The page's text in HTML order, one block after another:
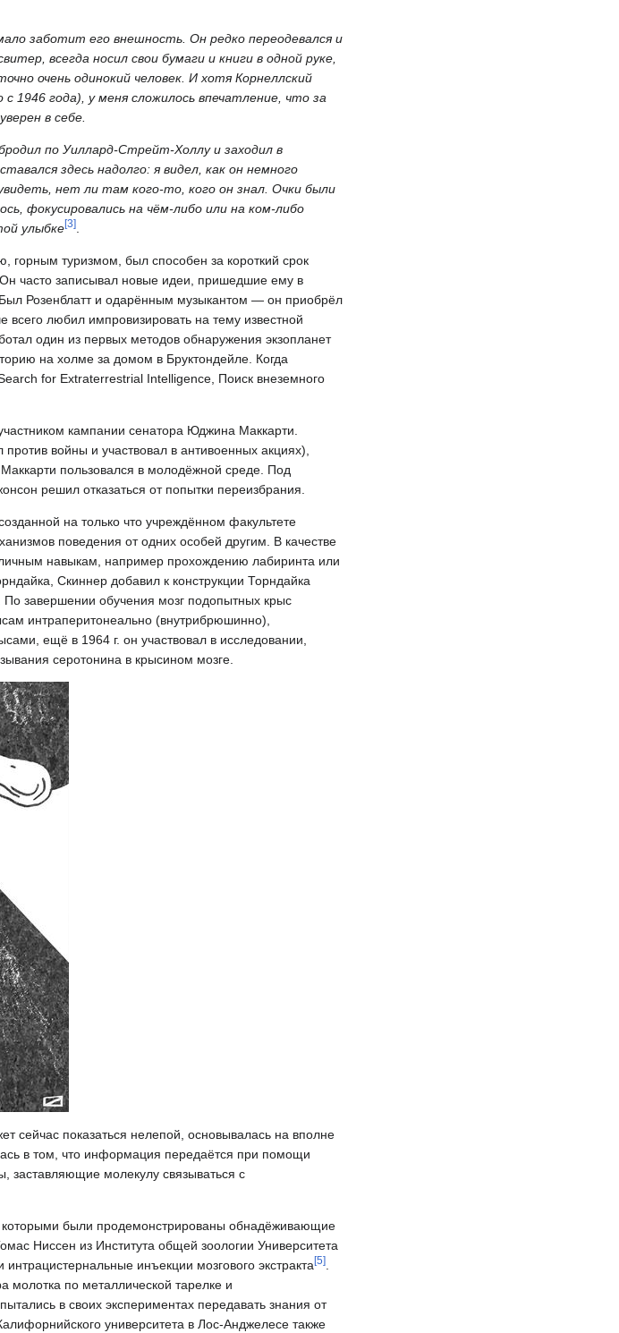
заботит его внешность. Он редко переодевался и
всегда носил свои бумаги и книги в одной руке,
очень одинокий человек. И хотя Корнеллский
1946 года), у меня сложилось впечатление, что за
в себе.
по Уиллард-Стрейт-Холлу и заходил в
здесь надолго: я видел, как он немного
нет ли там кого-то, кого он знал. Очки были
фокусировались на чём-либо или на ком-либо
улыбке[3]
горным туризмом, был способен за короткий срок
часто записывал новые идеи, пришедшие ему в
Розенблатт и одарённым музыкантом — он приобрёл
любил импровизировать на тему известной
один из первых методов обнаружения экзопланет
на холме за домом в Бруктондейле. Когда
for Extraterrestrial Intelligence, Поиск внеземного
кампании сенатора Юджина Маккарти.
войны и участвовал в антивоенных акциях),
пользовался в молодёжной среде. Под
решил отказаться от попытки переизбрания.
на только что учреждённом факультете
поведения от одних особей другим. В качестве
навыкам, например прохождению лабиринта или
Скиннер добавил к конструкции Торндайка
завершении обучения мозг подопытных крыс
интраперитонеально (внутрибрюшинно),
ещё в 1964 г. он участвовал в исследовании,
серотонина в крысином мозге.
сейчас показаться нелепой, основывалась на вполне
в том, что информация передаётся при помощи
заставляющие молекулу связываться с
которыми были продемонстрированы обнадёживающие
Ниссен из Института общей зоологии Университета
инъекции мозгового экстракта [5]
молотка по металлической тарелке и
в своих экспериментах передавать знания от
университета в Лос-Анджелесе также